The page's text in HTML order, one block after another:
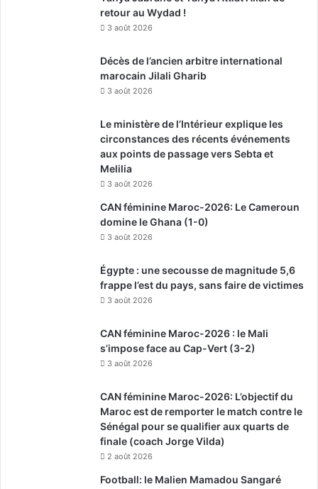
retour au Wydad !
3 août 2026
Décès de l’ancien arbitre international
marocain Jilali Gharib
3 août 2026
Le ministère de l’Intérieur explique les
circonstances des récents événements
aux points de passage vers Sebta et
Melilia
3 août 2026
CAN féminine Maroc-2026: Le Cameroun
domine le Ghana (1-0)
3 août 2026
Égypte : une secousse de magnitude 5,6
frappe l’est du pays, sans faire de victimes
3 août 2026
CAN féminine Maroc-2026 : le Mali
s’impose face au Cap-Vert (3-2)
3 août 2026
CAN féminine Maroc-2026: L’objectif du
Maroc est de remporter le match contre le
Sénégal pour se qualifier aux quarts de
finale (coach Jorge Vilda)
2 août 2026
Football: le Malien Mamadou Sangaré